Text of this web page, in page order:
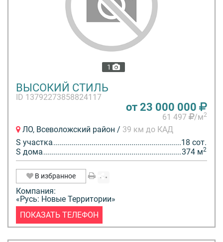
1
ВЫСОКИЙ СТИЛЬ
ID 13792273858824117
от 23 000 000
61 497 /м2
ЛО, Всеволожский район / 39 км до КАД
S участка
18 сот.
S дома
374 м2
В избранное
Компания:
«Русь: Новые Территории»
ПОКАЗАТЬ ТЕЛЕФОН